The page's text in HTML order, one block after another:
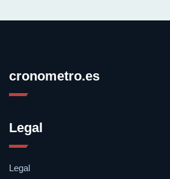
cronometro.es
Legal
Legal